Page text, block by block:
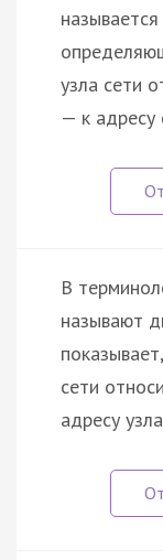
узла сети
— к адресу
В
называют
сети
адресу